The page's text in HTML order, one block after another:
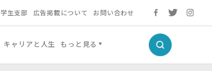
学生支部 広告掲載について お問い合わせ
キャリアと人生 もっと見る